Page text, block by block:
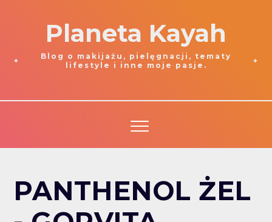
Planeta Kayah
Blog o makijażu, pielęgnacji, tematy
lifestyle i inne moje pasje.
PANTHENOL ŻEL